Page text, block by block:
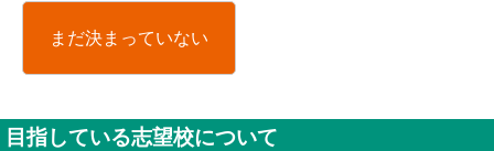
まだ決まっていない
目指している志望校について